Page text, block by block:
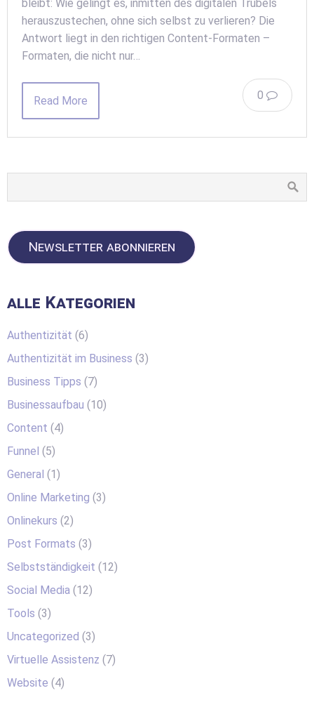
bleibt: Wie gelingt es, inmitten des digitalen Trubels
herauszustechen, ohne sich selbst zu verlieren? Die
Antwort liegt in den richtigen Content-Formaten –
Formaten, die nicht nur…
0
Read More
Newsletter abonnieren
alle Kategorien
Authentizität (6)
Authentizität im Business (3)
Business Tipps (7)
Businessaufbau (10)
Content (4)
Funnel (5)
General (1)
Online Marketing (3)
Onlinekurs (2)
Post Formats (3)
Selbstständigkeit (12)
Social Media (12)
Tools (3)
Uncategorized (3)
Virtuelle Assistenz (7)
Website (4)